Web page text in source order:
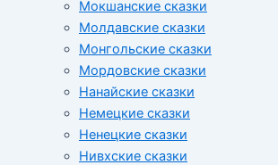
Мокшанские сказки
Молдавские сказки
Монгольские сказки
Мордовские сказки
Нанайские сказки
Немецкие сказки
Ненецкие сказки
Нивхские сказки